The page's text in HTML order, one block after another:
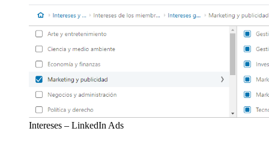
Intereses – LinkedIn Ads